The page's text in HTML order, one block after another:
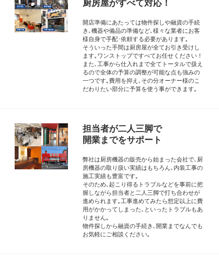
厨房屋がすべて対応！
開店準備にあたっては物件探しや融資の手続
き､機器や備品の準備など､様々な業者にお客
様自身で手配･依頼する必要があります｡
そういった手間は厨房屋が全てお引き受けし
ます｡ワンストップですべてお任せください！
また､工事から仕入れまで全てトータルで扱え
るので全体の予算の調整が可能な点も強みの
一つです｡費用を抑え､その分オーナー様のこ
だわりたい部分に予算を使う事ができます｡
担当者が二人三脚で
開業までをサポート
弊社は厨房機器の販売から始まった会社で､厨
房機器の取り扱い実績はもちろん､内装工事の
施工実績も豊富です｡
そのため､起こり得るトラブルなどを事前に把
握しながら担当者と二人三脚で打ち合わせが
進められます｡工事進めてみたら想定以上に費
用がかかってしまった､といったトラブルもあ
りません｡
物件探しから融資の手続き､開業までなんでも
お気軽にご相談ください｡